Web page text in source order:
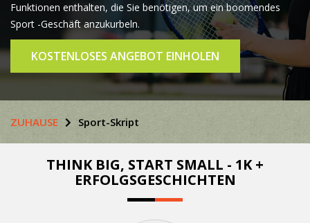
Funktionen enthalten, die Sie benötigen, um ein boomendes
Sport -Geschäft anzukurbeln.
KOSTENLOSES ANGEBOT EINHOLEN
ZUHAUSE Sport-Skript
THINK BIG, START SMALL - 1K +
ERFOLGSGESCHICHTEN